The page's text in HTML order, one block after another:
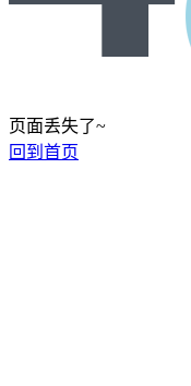
页面丢失了~
回到首页